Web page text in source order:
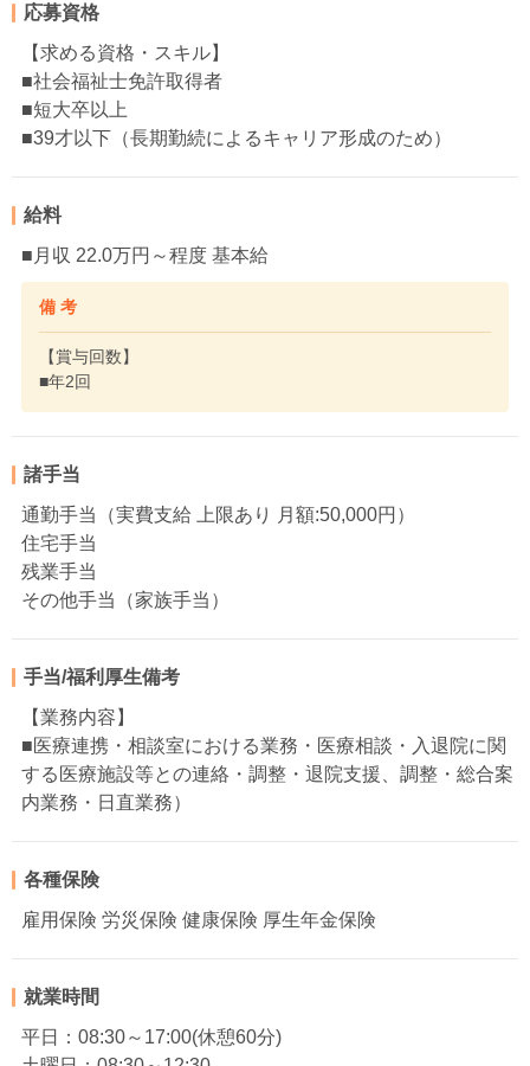
応募資格
【求める資格・スキル】
■社会福祉士免許取得者
■短大卒以上
■39才以下（長期勤続によるキャリア形成のため）
給料
■月収 22.0万円～程度 基本給
備 考
【賞与回数】
■年2回
諸手当
通勤手当（実費支給 上限あり 月額:50,000円）
住宅手当
残業手当
その他手当（家族手当）
手当/福利厚生備考
【業務内容】
■医療連携・相談室における業務・医療相談・入退院に関
する医療施設等との連絡・調整・退院支援、調整・総合案
内業務・日直業務）
各種保険
雇用保険 労災保険 健康保険 厚生年金保険
就業時間
平日：08:30～17:00(休憩60分)